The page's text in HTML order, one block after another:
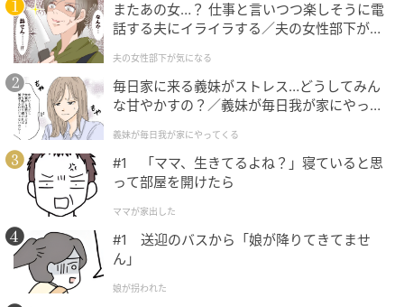
またあの女…？ 仕事と言いつつ楽しそうに電
話する夫にイライラする／夫の女性部下が気
夫の女性部下が気になる
毎日家に来る義妹がストレス…どうしてみん
な甘やかすの？／義妹が毎日我が家にやって
が】
義妹が毎日我が家にやってくる
#1 「ママ、生きてるよね？」寝ていると思
って部屋を開けたら
ママが家出した
#1 送迎のバスから「娘が降りてきてませ
ん」
娘が拐われた